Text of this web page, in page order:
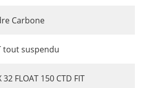
Carbone
tout suspendu
32 FLOAT 150 CTD FIT